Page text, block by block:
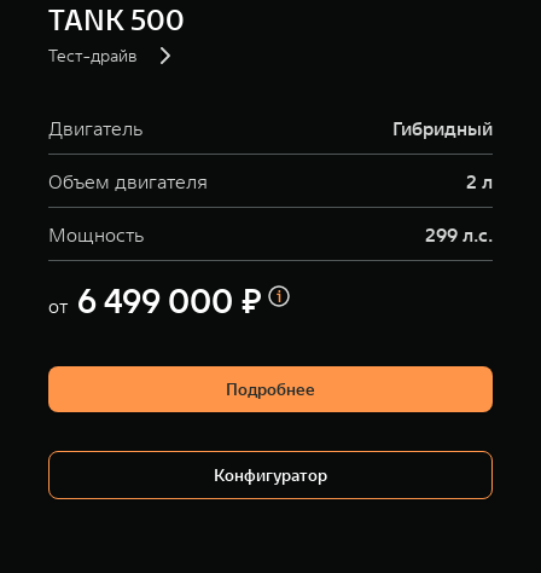
TANK 500
Тест-драйв
Двигатель Гибридный
Объем двигателя 2 л
Мощность 299 л.с.
от 6 499 000 ₽
Подробнее
Конфигуратор